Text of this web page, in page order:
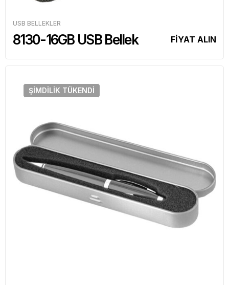
USB BELLEKLER
8130-16GB USB Bellek FİYAT ALIN
ŞIMDILIK TÜKENDI